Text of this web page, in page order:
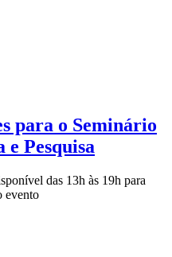
para o Seminário
Pesquisa
das 13h às 19h para
evento